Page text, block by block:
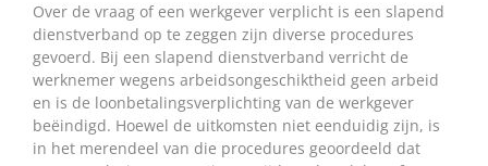
Over de vraag of een werkgever verplicht is een slapend
dienstverband op te zeggen zijn diverse procedures
gevoerd. Bij een slapend dienstverband verricht de
werknemer wegens arbeidsongeschiktheid geen arbeid
en is de loonbetalingsverplichting van de werkgever
beëindigd. Hoewel de uitkomsten niet eenduidig zijn, is
in het merendeel van die procedures geoordeeld dat